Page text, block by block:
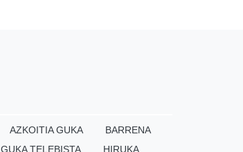
AZKOITIA GUKA
BARRENA
GUKA TELEBISTA HIRUKA